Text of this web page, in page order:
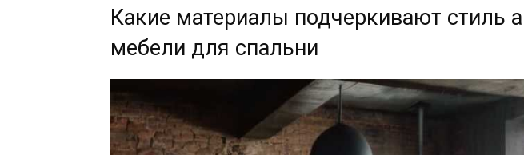
Какие материалы подчеркивают стиль
мебели для спальни